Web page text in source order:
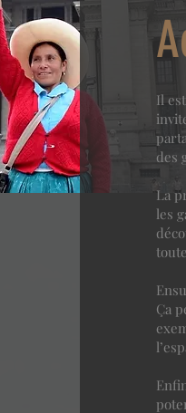
Il
des
La
les
Ça